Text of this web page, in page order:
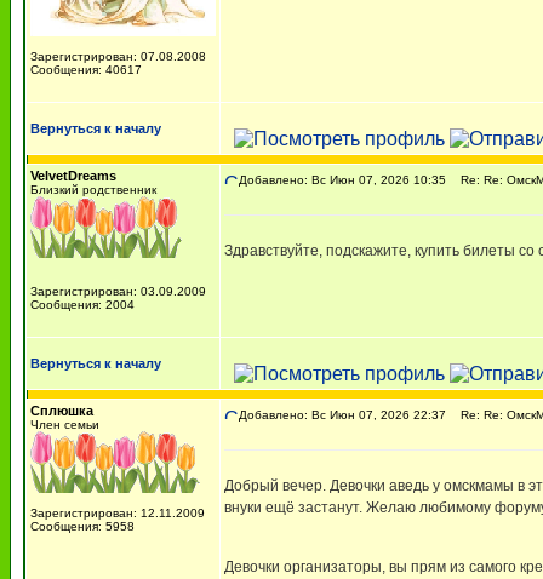
Зарегистрирован: 07.08.2008
Сообщения: 40617
Вернуться к началу
VelvetDreams
Близкий родственник
Зарегистрирован: 03.09.2009
Сообщения: 2004
Добавлено: Вс Июн 07, 2026 10:35 Re: Re:
Здравствуйте, подскажите, купить билеты
Вернуться к началу
Сплюшка
Член семьи
Зарегистрирован: 12.11.2009
Сообщения: 5958
Добавлено: Вс Июн 07, 2026 22:37 Re: Re:
Добрый вечер. Девочки аведь у омскмамы в
внуки ещё застанут. Желаю любимому
Девочки организаторы, вы прям из самого